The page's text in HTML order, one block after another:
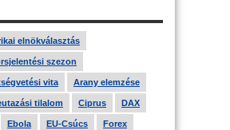
elnökválasztás
szezon
vita Arany elemzése
tilalom Ciprus DAX
Ebola EU-Csúcs Forex